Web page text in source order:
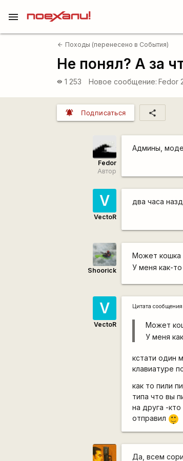
menu
arrow_back Походы (перенесено в События)
Не понял? А за
visibility 1 253 Новое сообщение: Fedor
notifications_active Подписаться share
Fedor
Автор
Админы,
V
VectoR
два часа
Shoorick
Может кошка
У меня как-
V
VectoR
Цитата сообщения
Может
У меня
кстати один
клавиатуре
как то пили
типа что вы
на друга -
отправил
|-)
_)
Да, всем